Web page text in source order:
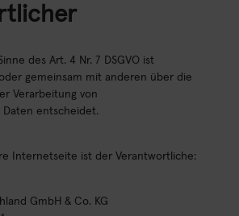
des Art. 4 Nr. 7 DSGVO ist
gemeinsam mit anderen über die
Verarbeitung von
entscheidet.
Internetseite ist der Verantwortliche:
GmbH & Co. KG